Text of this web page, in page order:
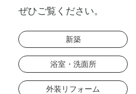
ぜひご覧ください。
新築
浴室・洗面所
外装リフォーム